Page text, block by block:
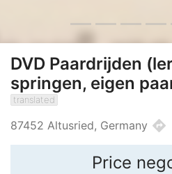
DVD Paardrijden
springen, eigen
translated
87452 Altusried, Germany directions
Price